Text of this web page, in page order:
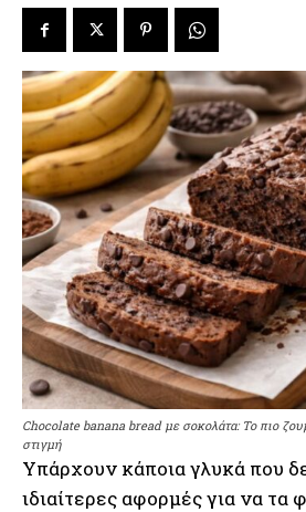
Chocolate banana bread με σοκολάτα: Το πιο
στιγμή
Υπάρχουν κάποια γλυκά που
ιδιαίτερες αφορμές για να τα